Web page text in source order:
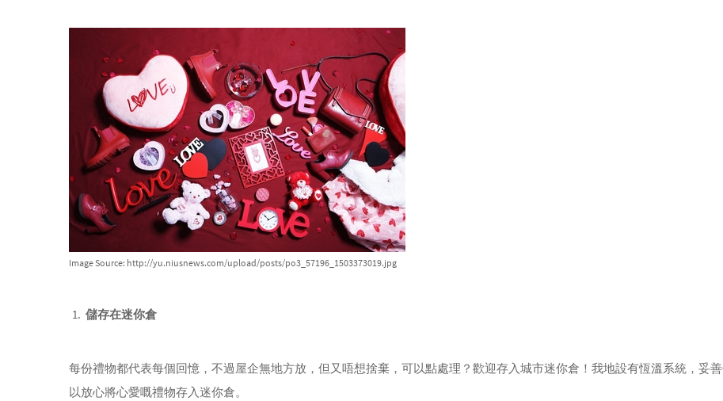
Image Source: http://yu.niusnews.com/upload/posts/po3_57196_1503373019.jpg
儲存在迷你倉
每份禮物都代表每個回憶，不過屋企無地方放，但又唔想捨棄，可以點處理？歡迎存入城市迷你倉！我地設有恆溫系統，妥
以放心將心愛嘅禮物存入迷你倉。